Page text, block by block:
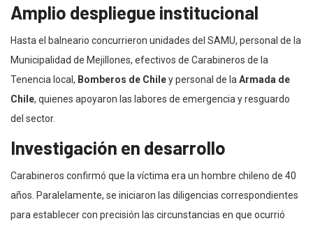
Amplio despliegue institucional
Hasta el balneario concurrieron unidades del SAMU, personal de la
Municipalidad de Mejillones, efectivos de Carabineros de la
Tenencia local, Bomberos de Chiley personal de laArmada de
Chile, quienes apoyaron las labores de emergencia y resguardo
del sector.
Investigación en desarrollo
Carabineros confirmó que la víctima era un hombre chileno de 40
años. Paralelamente, se iniciaron las diligencias correspondientes
para establecer con precisión las circunstancias en que ocurrió